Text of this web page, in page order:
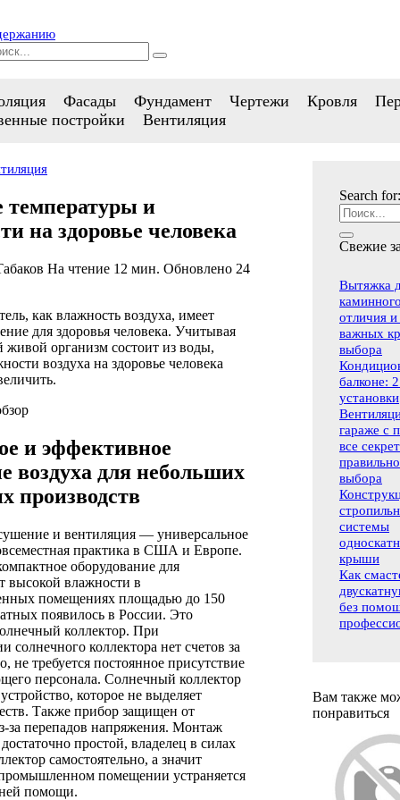
Фасады Фундамент Чертежи Кровля
постройки
Вентиляция
температуры и
на здоровье человека
На чтение 12 мин. Обновлено 24
как влажность воздуха, имеет
для здоровья человека. Учитывая
живой организм состоит из воды,
воздуха на здоровье человека
и эффективное
воздуха для небольших
производств
и вентиляция — универсальное
практика в США и Европе.
оборудование для
высокой влажности в
помещениях площадью до 150
появилось в России. Это
коллектор. При
солнечного коллектора нет счетов за
не требуется постоянное присутствие
персонала. Солнечный коллектор
которое не выделяет
Также прибор защищен от
за перепадов напряжения. Монтаж
простой, владелец в силах
самостоятельно, а значит
помещении устраняется
помощи.
Search for:
Свежие
Вытяжка
отличия и
важных
выбора
балконе:
установки
гараже с
все
выбора
системы
крыши
Как
без
Вам также
понравиться